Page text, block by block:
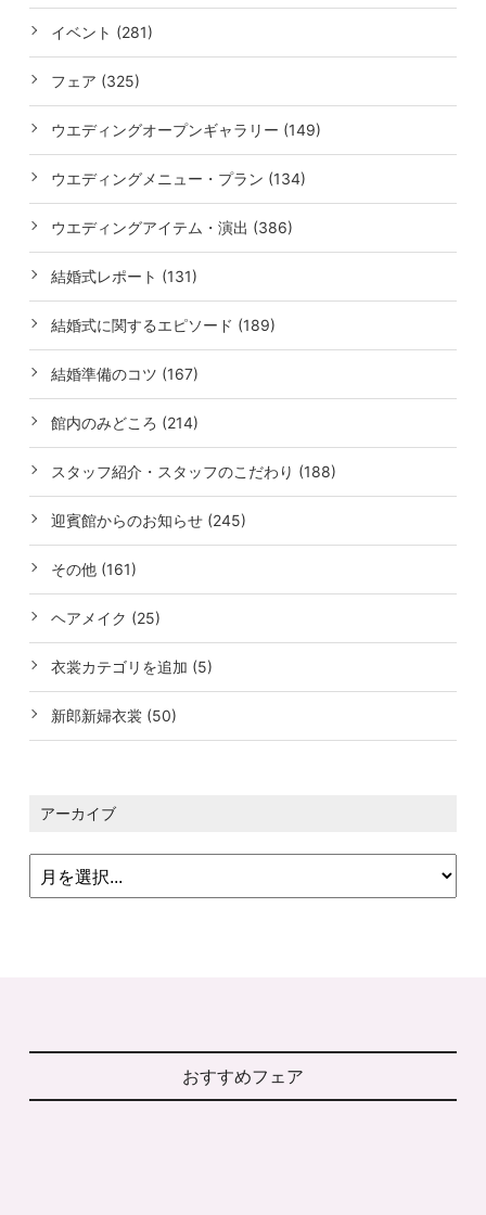
イベント (281)
フェア (325)
ウエディングオープンギャラリー (149)
ウエディングメニュー・プラン (134)
ウエディングアイテム・演出 (386)
結婚式レポート (131)
結婚式に関するエピソード (189)
結婚準備のコツ (167)
館内のみどころ (214)
スタッフ紹介・スタッフのこだわり (188)
迎賓館からのお知らせ (245)
その他 (161)
ヘアメイク (25)
衣裳カテゴリを追加 (5)
新郎新婦衣裳 (50)
アーカイブ
おすすめフェア